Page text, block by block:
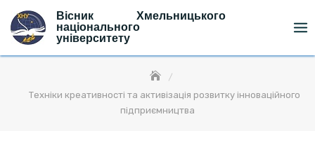
content
Вісник Хмельницького
національного
університету
Техніки креативності та активізація розвитку інноваційного
підприємництва